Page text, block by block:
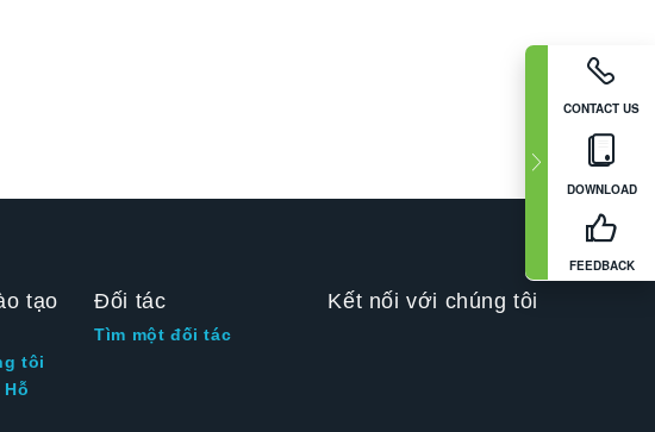
CONTACT US
DOWNLOAD
FEEDBACK
tạo
tôi
Đối tác
Tìm một đối tác
Kết nối với chúng tôi